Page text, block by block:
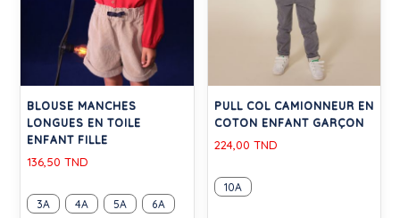
BLOUSE MANCHES
LONGUES EN TOILE
ENFANT FILLE
136,50 TND
3A 4A 5A 6A
PULL COL CAMIONNEUR EN
COTON ENFANT GARÇON
224,00 TND
10A